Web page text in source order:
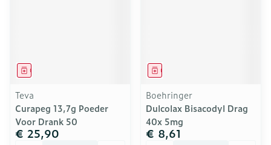
Geneesmiddel
Teva
Curapeg 13,7g Poeder
Voor Drank 50
€ 25,90
Geneesmiddel
Boehringer
Dulcolax Bisacodyl Drag
40x 5mg
€ 8,61